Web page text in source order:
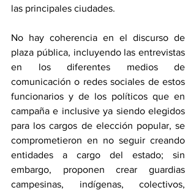
las principales ciudades.
No hay coherencia en el discurso de
plaza pública, incluyendo las entrevistas
en los diferentes medios de
comunicación o redes sociales de estos
funcionarios y de los políticos que en
campaña e inclusive ya siendo elegidos
para los cargos de elección popular, se
comprometieron en no seguir creando
entidades a cargo del estado; sin
embargo, proponen crear guardias
campesinas, indígenas, colectivos,